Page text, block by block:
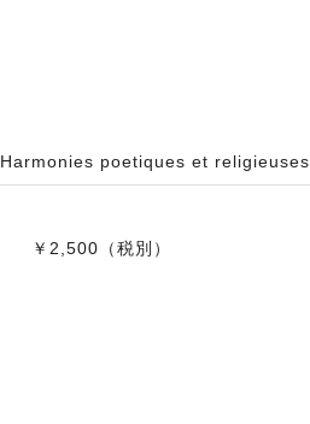
Harmonies poetiques et religieuses
￥2,500（税別）